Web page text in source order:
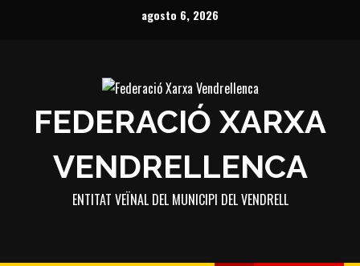
agosto 6, 2026
FEDERACIÓ XARXA
VENDRELLENCA
ENTITAT VEÏNAL DEL MUNICIPI DEL VENDRELL